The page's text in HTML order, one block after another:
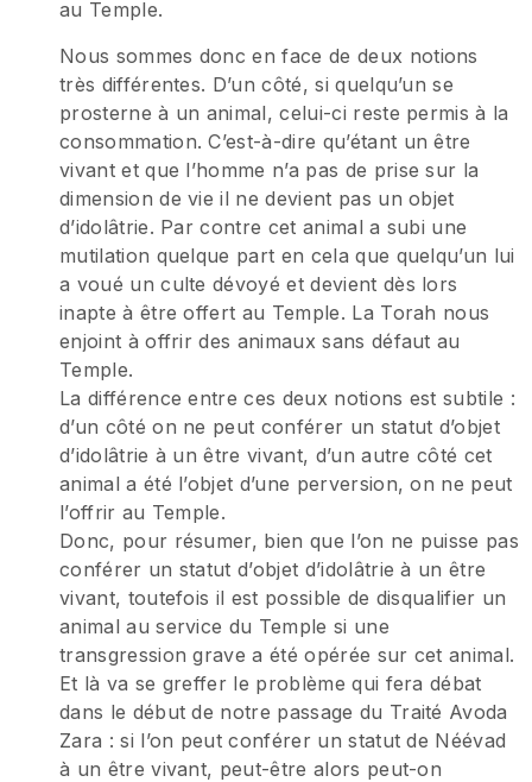
au Temple.
Nous sommes donc en face de deux notions
très différentes. D’un côté, si quelqu’un se
prosterne à un animal, celui-ci reste permis à la
consommation. C’est-à-dire qu’étant un être
vivant et que l’homme n’a pas de prise sur la
dimension de vie il ne devient pas un objet
d’idolâtrie. Par contre cet animal a subi une
mutilation quelque part en cela que quelqu’un lui
a voué un culte dévoyé et devient dès lors
inapte à être offert au Temple. La Torah nous
enjoint à offrir des animaux sans défaut au
Temple.
La différence entre ces deux notions est subtile :
d’un côté on ne peut conférer un statut d’objet
d’idolâtrie à un être vivant, d’un autre côté cet
animal a été l’objet d’une perversion, on ne peut
l’offrir au Temple.
Donc, pour résumer, bien que l’on ne puisse pas
conférer un statut d’objet d’idolâtrie à un être
vivant, toutefois il est possible de disqualifier un
animal au service du Temple si une
transgression grave a été opérée sur cet animal.
Et là va se greffer le problème qui fera débat
dans le début de notre passage du Traité Avoda
Zara : si l’on peut conférer un statut de Néévad
à un être vivant, peut-être alors peut-on